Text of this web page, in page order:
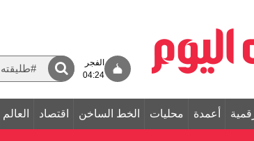
الفجر
04:24
أعمدة محليات الخط الساخن اقتصاد العالم